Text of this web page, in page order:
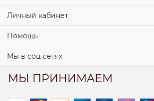
Личный кабинет
Помощь
Мы в соц сетях
МЫ ПРИНИМАЕМ